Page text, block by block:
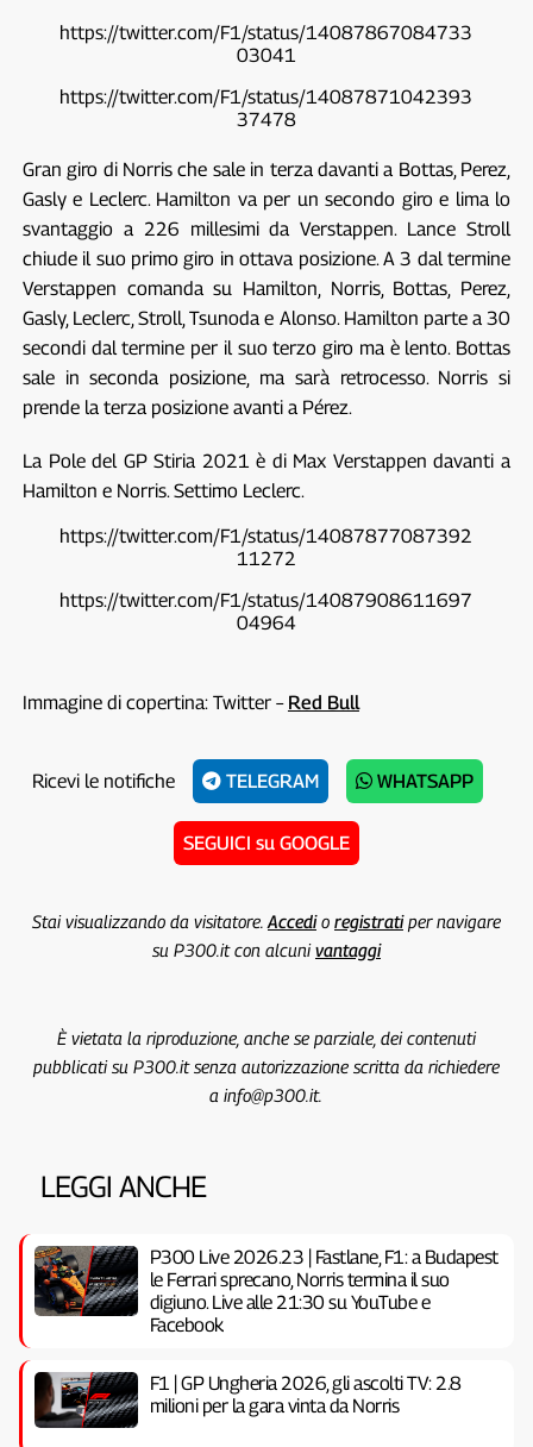
https://twitter.com/F1/status/14087867084733
03041
https://twitter.com/F1/status/14087871042393
37478
Gran giro di Norris che sale in terza davanti a Bottas, Perez,
Gasly e Leclerc. Hamilton va per un secondo giro e lima lo
svantaggio a 226 millesimi da Verstappen. Lance Stroll
chiude il suo primo giro in ottava posizione. A 3 dal termine
Verstappen comanda su Hamilton, Norris, Bottas, Perez,
Gasly, Leclerc, Stroll, Tsunoda e Alonso. Hamilton parte a 30
secondi dal termine per il suo terzo giro ma è lento. Bottas
sale in seconda posizione, ma sarà retrocesso. Norris si
prende la terza posizione avanti a Pérez.
La Pole del GP Stiria 2021 è di Max Verstappen davanti a
Hamilton e Norris. Settimo Leclerc.
https://twitter.com/F1/status/14087877087392
11272
https://twitter.com/F1/status/14087908611697
04964
Immagine di copertina: Twitter – Red Bull
Ricevi le notifiche TELEGRAM WHATSAPP
SEGUICI su GOOGLE
Stai visualizzando da visitatore. Accedio registratiper navigare
su P300.it con alcunivantaggi
È vietata la riproduzione, anche se parziale, dei contenuti
pubblicati su P300.it senza autorizzazione scritta da richiedere
a info@p300.it.
LEGGI ANCHE
P300 Live 2026.23 | Fastlane, F1: a Budapest
le Ferrari sprecano, Norris termina il suo
digiuno. Live alle 21:30 su YouTube e
Facebook
F1 | GP Ungheria 2026, gli ascolti TV: 2.8
milioni per la gara vinta da Norris